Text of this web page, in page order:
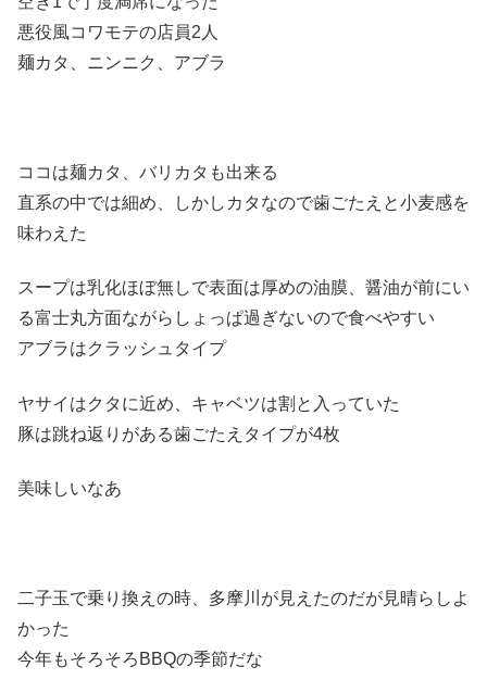
悪役風コワモテの店員2人
麺カタ、ニンニク、アブラ
ココは麺カタ、バリカタも出来る
直系の中では細め、しかしカタなので歯ごたえと小麦感を
味わえた
スープは乳化ほぼ無しで表面は厚めの油膜、醤油が前にい
る富士丸方面ながらしょっぱ過ぎないので食べやすい
アブラはクラッシュタイプ
ヤサイはクタに近め、キャベツは割と入っていた
豚は跳ね返りがある歯ごたえタイプが4枚
美味しいなあ
二子玉で乗り換えの時、多摩川が見えたのだが見晴らしよ
かった
今年もそろそろBBQの季節だな